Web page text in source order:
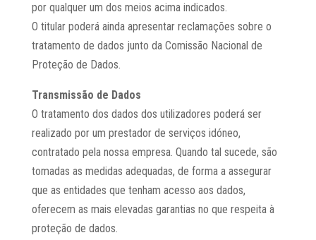
por qualquer um dos meios acima indicados.
O titular poderá ainda apresentar reclamações sobre o
tratamento de dados junto da Comissão Nacional de
Proteção de Dados.
Transmissão de Dados
O tratamento dos dados dos utilizadores poderá ser
realizado por um prestador de serviços idóneo,
contratado pela nossa empresa. Quando tal sucede, são
tomadas as medidas adequadas, de forma a assegurar
que as entidades que tenham acesso aos dados,
oferecem as mais elevadas garantias no que respeita à
proteção de dados.